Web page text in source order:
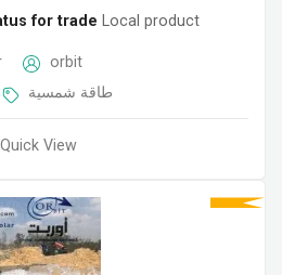
for trade Local product
orbit
طاقة شمسية
Quick View